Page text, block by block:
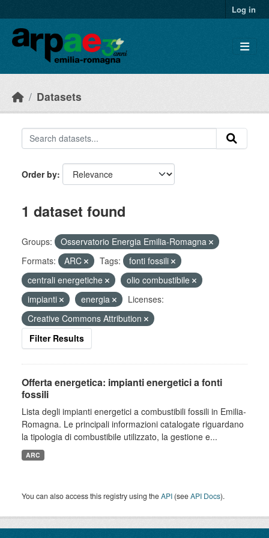
Log in
Datasets
Order by
1 dataset found
Groups:
Osservatorio Energia Emilia-Romagna
Formats:
ARC Tags:
fonti fossili
centrali energetiche
olio combustibile
impianti
energia
Licenses:
Creative Commons Attribution
Filter Results
Offerta energetica: impianti energetici a fonti
fossili
Lista degli impianti energetici a combustibili fossili in Emilia-
Romagna. Le principali informazioni catalogate riguardano
la tipologia di combustibile utilizzato, la gestione e...
ARC
You can also access this registry using theAPI (seeAPI Docs).